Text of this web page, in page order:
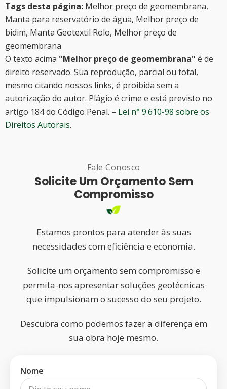
Tags desta página: Melhor preço de geomembrana,
Manta para reservatório de água, Melhor preço de
bidim, Manta Geotextil Rolo, Melhor preço de
geomembrana
O texto acima "Melhor preço de geomembrana" é de
direito reservado. Sua reprodução, parcial ou total,
mesmo citando nossos links, é proibida sem a
autorização do autor. Plágio é crime e está previsto no
artigo 184 do Código Penal. – Lei n° 9.610-98 sobre os
Direitos Autorais.
Fale Conosco
Solicite Um Orçamento Sem
Compromisso
Estamos prontos para atender às suas
necessidades com eficiência e economia.
Solicite um orçamento sem compromisso e
permita-nos apresentar soluções geotécnicas
que impulsionam o sucesso do seu projeto.
Descubra como podemos fazer a diferença em
sua obra hoje mesmo.
Nome